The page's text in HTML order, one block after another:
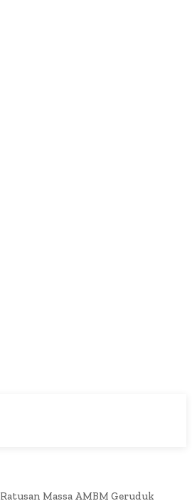
Ratusan Massa AMBM Geruduk